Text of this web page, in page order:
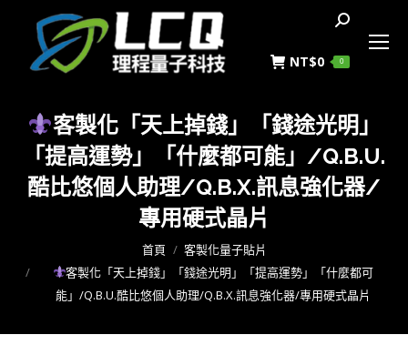
搜
NT$0 0
客製化「天上掉錢」「錢途光明」
「提高運勢」「什麼都可能」/Q.B.U.
酷比悠個人助理/Q.B.X.訊息強化器/
專用硬式晶片
首頁
客製化量子貼片
客製化「天上掉錢」「錢途光明」「提高運勢」「什麼都可
能」/Q.B.U.酷比悠個人助理/Q.B.X.訊息強化器/專用硬式晶片